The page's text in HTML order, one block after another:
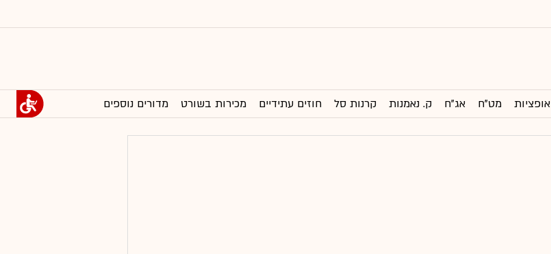
אופציות מט"ח אג"ח ק. נאמנות קרנות סל חוזים עתידיים מכירות בשורט מדורים נוספים